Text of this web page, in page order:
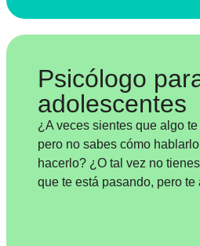
Psicólogo
adolescentes
¿A veces sientes que algo
pero no sabes cómo
hacerlo? ¿O tal vez no
que te está pasando, pero te